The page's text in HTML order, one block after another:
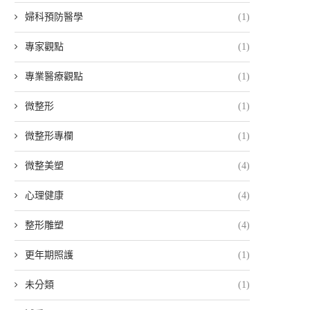
婦科預防醫學 (1)
專家觀點 (1)
專業醫療觀點 (1)
微整形 (1)
微整形專欄 (1)
微整美塑 (4)
心理健康 (4)
整形雕塑 (4)
更年期照護 (1)
未分類 (1)